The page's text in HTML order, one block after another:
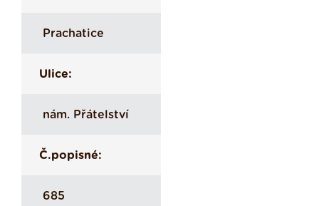
Prachatice
Ulice:
nám. Přátelství
Č.popisné:
685